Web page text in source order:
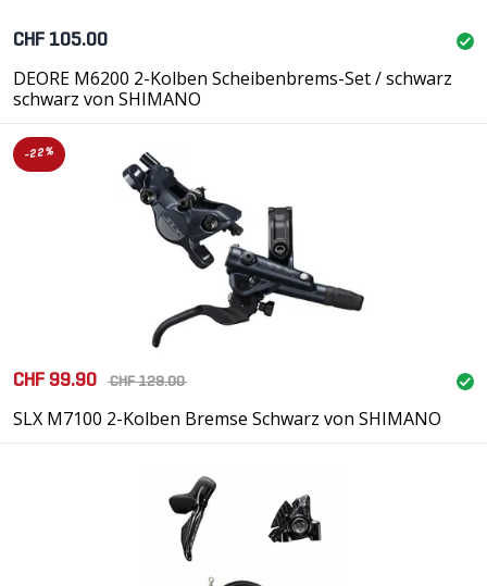
CHF 105.00
DEORE M6200 2-Kolben Scheibenbrems-Set / schwarz
schwarz von SHIMANO
-22%
CHF 99.90 CHF 129.00
SLX M7100 2-Kolben Bremse Schwarz von SHIMANO